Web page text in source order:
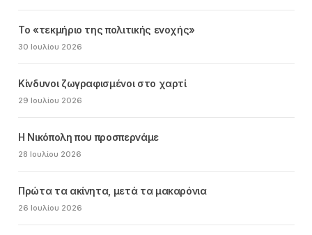
Το «τεκμήριο της πολιτικής ενοχής»
30 Ιουλίου 2026
Κίνδυνοι ζωγραφισμένοι στο χαρτί
29 Ιουλίου 2026
Η Νικόπολη που προσπερνάμε
28 Ιουλίου 2026
Πρώτα τα ακίνητα, μετά τα μακαρόνια
26 Ιουλίου 2026